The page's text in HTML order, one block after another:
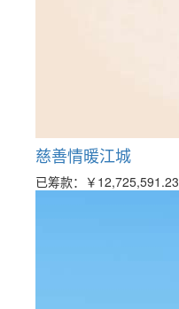
慈善情暖江城
已筹款： ￥12,725,591.23